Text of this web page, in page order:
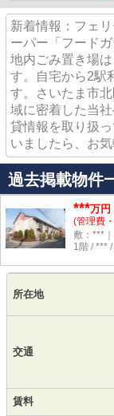
新着情報：フェ
ーパー「フード
地内ごみ置き場
す。自宅から2駅
す。さいたま市
域に密着した当
貸情報を取り扱
いましたら、お
過去掲載物件
***万円
(管理費
敷：***
1階 / ***
所在地
交通
賃料